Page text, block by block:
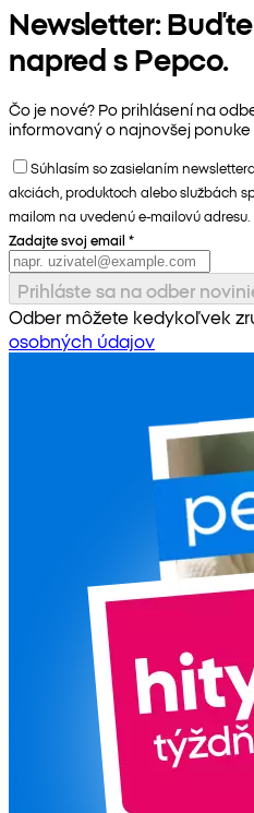
Newsletter:
napred s Pepco.
Čo je nové? Po prihlásení na
informovaný o najnovšej
Súhlasím so zasielaním
akciách, produktoch alebo službách
mailom na uvedenú e-mailovú adresu.
Zadajte svoj email *
Prihláste sa na odber
Odber môžete kedykoľvek
osobných údajov